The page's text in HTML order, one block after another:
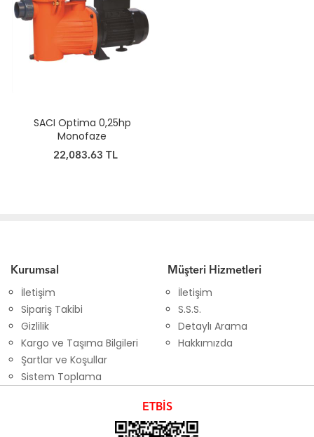
SACI Optima 0,25hp
Monofaze
22,083.63 TL
Kurumsal
İletişim
Sipariş Takibi
Gizlilik
Kargo ve Taşıma Bilgileri
Şartlar ve Koşullar
Sistem Toplama
Müşteri Hizmetleri
İletişim
S.S.S.
Detaylı Arama
Hakkımızda
ETBİS